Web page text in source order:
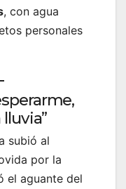
, con agua
personales
subió al
por la
el aguante del